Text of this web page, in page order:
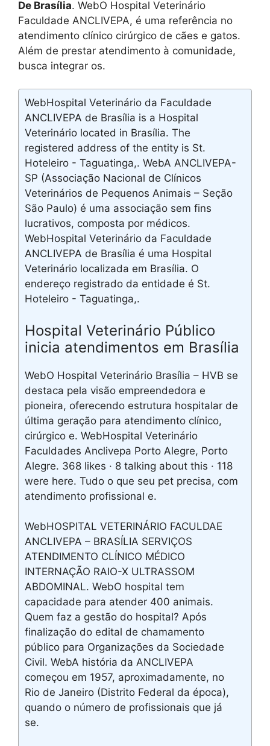
De Brasília. WebO Hospital Veterinário
Faculdade ANCLIVEPA, é uma referência no
atendimento clínico cirúrgico de cães e gatos.
Além de prestar atendimento à comunidade,
busca integrar os.
WebHospital Veterinário da Faculdade
ANCLIVEPA de Brasília is a Hospital
Veterinário located in Brasília. The
registered address of the entity is St.
Hoteleiro - Taguatinga,. WebA ANCLIVEPA-
SP (Associação Nacional de Clínicos
Veterinários de Pequenos Animais – Seção
São Paulo) é uma associação sem fins
lucrativos, composta por médicos.
WebHospital Veterinário da Faculdade
ANCLIVEPA de Brasília é uma Hospital
Veterinário localizada em Brasília. O
endereço registrado da entidade é St.
Hoteleiro - Taguatinga,.
Hospital Veterinário Público
inicia atendimentos em Brasília
WebO Hospital Veterinário Brasília – HVB se
destaca pela visão empreendedora e
pioneira, oferecendo estrutura hospitalar de
última geração para atendimento clínico,
cirúrgico e. WebHospital Veterinário
Faculdades Anclivepa Porto Alegre, Porto
Alegre. 368 likes · 8 talking about this · 118
were here. Tudo o que seu pet precisa, com
atendimento profissional e.
WebHOSPITAL VETERINÁRIO FACULDAE
ANCLIVEPA – BRASÍLIA SERVIÇOS
ATENDIMENTO CLÍNICO MÉDICO
INTERNAÇÃO RAIO-X ULTRASSOM
ABDOMINAL. WebO hospital tem
capacidade para atender 400 animais.
Quem faz a gestão do hospital? Após
finalização do edital de chamamento
público para Organizações da Sociedade
Civil. WebA história da ANCLIVEPA
começou em 1957, aproximadamente, no
Rio de Janeiro (Distrito Federal da época),
quando o número de profissionais que já
se.